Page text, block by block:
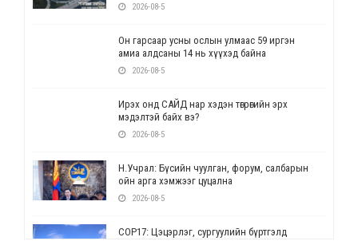
2026-08-5
Он гарсаар усны ослын улмаас 59 иргэн
амиа алдсаны 14 нь хүүхэд байна
2026-08-5
Ирэх онд САЙД нар хэдэн төгрөгийн эрх
мэдэлтэй байх вэ?
2026-08-5
Н.Учрал: Бүсийн чуулган, форум, салбарын
ойн арга хэмжээг цуцална
2026-08-5
СОР17: Цэцэрлэг, сургуулийн бүртгэлд